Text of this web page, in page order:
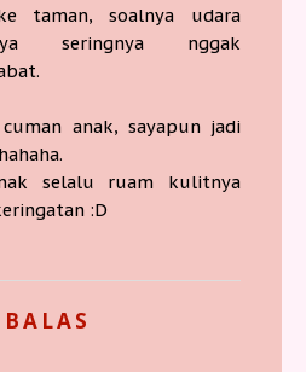
taman, soalnya udara
seringnya nggak
anak, sayapun jadi
selalu ruam kulitnya
:D
BALAS